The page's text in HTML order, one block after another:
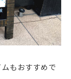
もおすすめで